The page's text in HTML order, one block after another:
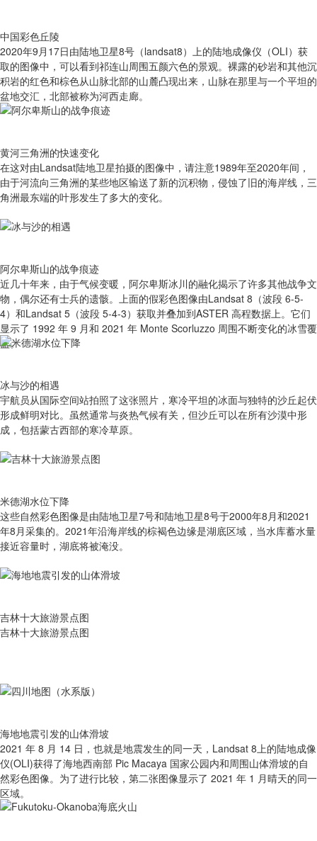
中国彩色丘陵
2020年9月17日由陆地卫星8号（landsat8）上的陆地成像仪（OLI）获
取的图像中，可以看到祁连山周围五颜六色的景观。裸露的砂岩和其他沉
积岩的红色和棕色从山脉北部的山麓凸现出来，山脉在那里与一个平坦的
盆地交汇，北部被称为河西走廊。
黄河三角洲的快速变化
在这对由Landsat陆地卫星拍摄的图像中，请注意1989年至2020年间，
由于河流向三角洲的某些地区输送了新的沉积物，侵蚀了旧的海岸线，三
角洲最东端的叶形发生了多大的变化。
阿尔卑斯山的战争痕迹
近几十年来，由于气候变暖，阿尔卑斯冰川的融化揭示了许多其他战争文
物，偶尔还有士兵的遗骸。上面的假彩色图像由Landsat 8（波段 6-5-
4）和Landsat 5（波段 5-4-3）获取并叠加到ASTER 高程数据上。它们
显示了 1992 年 9 月和 2021 年 Monte Scorluzzo 周围不断变化的冰雪覆
盖。
冰与沙的相遇
宇航员从国际空间站拍照了这张照片，寒冷平坦的冰面与独特的沙丘起伏
形成鲜明对比。虽然通常与炎热气候有关，但沙丘可以在所有沙漠中形
成，包括蒙古西部的寒冷草原。
米德湖水位下降
这些自然彩色图像是由陆地卫星7号和陆地卫星8号于2000年8月和2021
年8月采集的。2021年沿海岸线的棕褐色边缘是湖底区域，当水库蓄水量
接近容量时，湖底将被淹没。
吉林十大旅游景点图
吉林十大旅游景点图
海地地震引发的山体滑坡
2021 年 8 月 14 日，也就是地震发生的同一天，Landsat 8上的陆地成像
仪(OLI)获得了海地西南部 Pic Macaya 国家公园内和周围山体滑坡的自
然彩色图像。为了进行比较，第二张图像显示了 2021 年 1 月晴天的同一
区域。